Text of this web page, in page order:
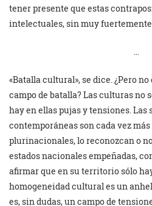
tener presente que estas
intelectuales, sin muy
…
«Batalla cultural», se dice. ¿Pero
campo de batalla? Las culturas no
hay en ellas pujas y tensiones. Las
contemporáneas son cada vez
plurinacionales, lo reconozcan o
estados nacionales empeñadas,
afirmar que en su territorio sólo
homogeneidad cultural es un
es, sin dudas, un campo de